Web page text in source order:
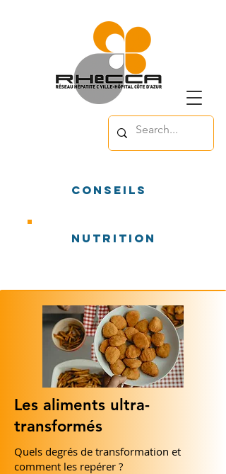
conseils
nutrition
Les aliments ultra-
transformés
Quels degrés de transformation et
comment les repérer ?